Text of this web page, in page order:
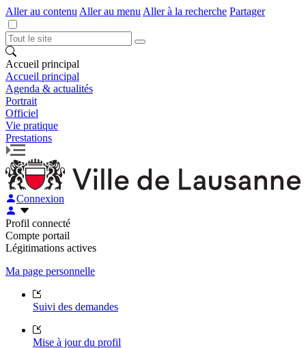
Aller au contenu Aller au menu Aller à la recherche Partager
Accueil principal
Accueil principal
Agenda & actualités
Portrait
Officiel
Vie pratique
Prestations
Connexion
Profil connecté
Compte portail
Légitimations actives
Ma page personnelle
Suivi des demandes
Mise à jour du profil